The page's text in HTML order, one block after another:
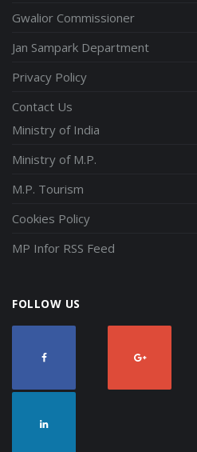
Gwalior Commissioner
Jan Sampark Department
Privacy Policy
Contact Us
Ministry of India
Ministry of M.P.
M.P. Tourism
Cookies Policy
MP Infor RSS Feed
FOLLOW US